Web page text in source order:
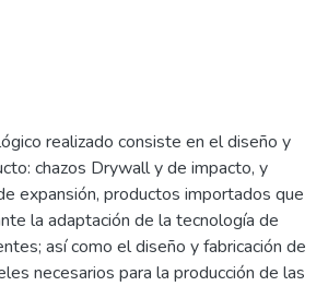
realizado consiste en el diseño y
chazos Drywall y de impacto, y
expansión, productos importados que
la adaptación de la tecnología de
así como el diseño y fabricación de
necesarios para la producción de las